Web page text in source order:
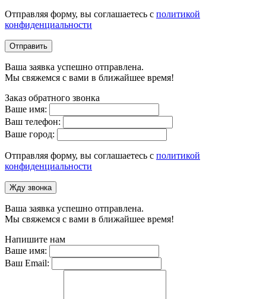
Отправляя форму, вы соглашаетесь с политикой
конфиденциальности
Отправить
Ваша заявка успешно отправлена.
Мы свяжемся с вами в ближайшее время!
Заказ обратного звонка
Ваше имя:
Ваш телефон:
Ваше город:
Отправляя форму, вы соглашаетесь с политикой
конфиденциальности
Жду звонка
Ваша заявка успешно отправлена.
Мы свяжемся с вами в ближайшее время!
Напишите нам
Ваше имя:
Ваш Email: